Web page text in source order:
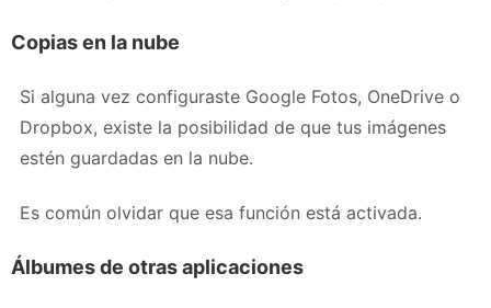
Copias en la nube
Si alguna vez configuraste Google Fotos, OneDrive o
Dropbox, existe la posibilidad de que tus imágenes
estén guardadas en la nube.
Es común olvidar que esa función está activada.
Álbumes de otras aplicaciones